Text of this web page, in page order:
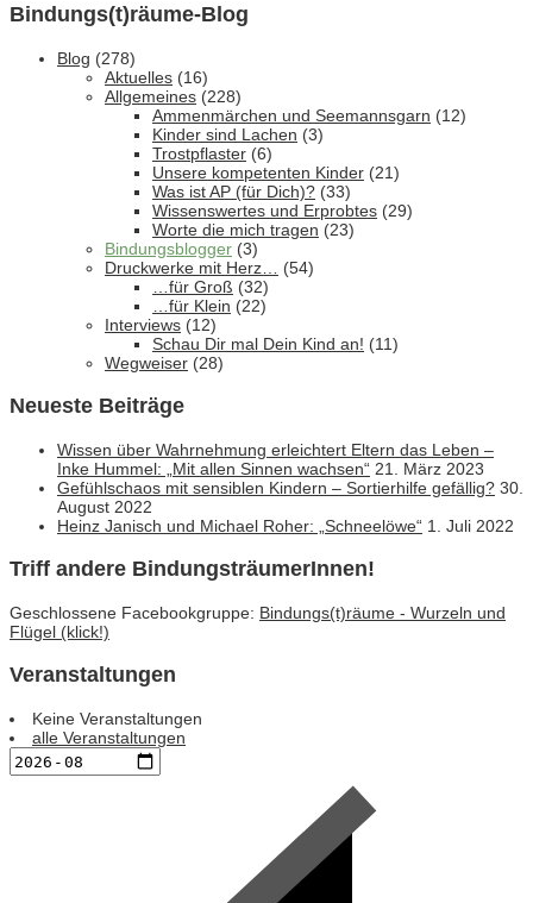
Bindungs(t)räume-Blog
Blog (278)
Aktuelles (16)
Allgemeines (228)
Ammenmärchen und Seemannsgarn (12)
Kinder sind Lachen (3)
Trostpflaster (6)
Unsere kompetenten Kinder (21)
Was ist AP (für Dich)? (33)
Wissenswertes und Erprobtes (29)
Worte die mich tragen (23)
Bindungsblogger (3)
Druckwerke mit Herz…
(54)
…für Groß (32)
…für Klein (22)
Interviews (12)
Schau Dir mal Dein Kind an! (11)
Wegweiser (28)
Neueste Beiträge
Wissen über Wahrnehmung erleichtert Eltern das Leben –
Inke Hummel: „Mit allen Sinnen wachsen“ 21. März 2023
Gefühlschaos mit sensiblen Kindern – Sortierhilfe gefällig? 30.
August 2022
Heinz Janisch und Michael Roher: „Schneelöwe“ 1. Juli 2022
Triff andere BindungsträumerInnen!
Geschlossene Facebookgruppe: Bindungs(t)räume - Wurzeln und
Flügel (klick!)
Veranstaltungen
Keine Veranstaltungen
alle Veranstaltungen